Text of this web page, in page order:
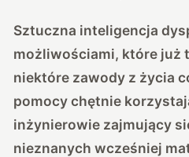
Sztuczna inteligencja
możliwościami, które już
niektóre zawody z życia
pomocy chętnie
inżynierowie zajmujący
nieznanych wcześniej